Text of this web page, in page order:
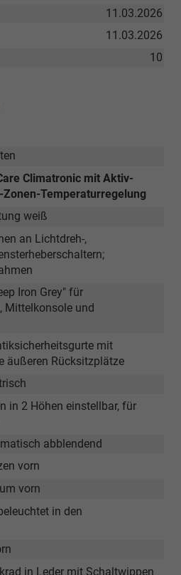
11.03.2026
11.03.2026
10
Climatronic mit Aktiv-
Temperaturregelung
weiß
an Lichtdreh-,
Iron Grey" für
Mittelkonsole und
mit
äußeren Rücksitzplätze
in 2 Höhen einstellbar, für
abblendend
vorn
vorn
in den
in Leder mit Schaltwippen